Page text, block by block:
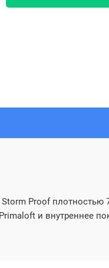
Proof плотностью
и внутреннее